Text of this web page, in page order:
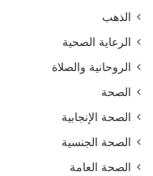
الذهب
الرعاية الصحية
الروحانية والصلاة
الصحة
الصحة الإنجابية
الصحة الجنسية
الصحة العامة